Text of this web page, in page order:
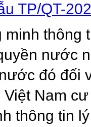
TP/QT-
thông
nước
đó đối
Việt Nam
thông tin